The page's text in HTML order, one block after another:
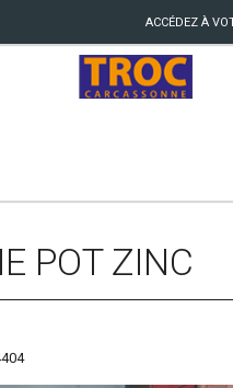
ACCÉDEZ À
POT ZINC